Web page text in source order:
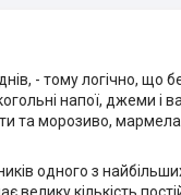
- тому логічно, що
напої, джеми і
та морозиво,
одного з